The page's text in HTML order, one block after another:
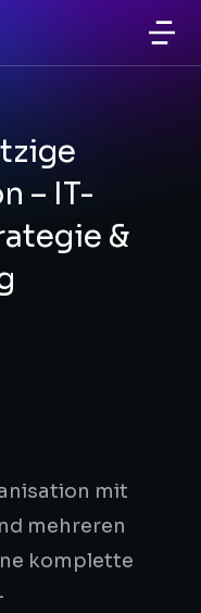
– IT-
&
mit
mehreren
komplette